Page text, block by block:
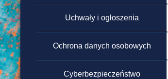
publicznych poniżej 130 000
zł
Uchwały i ogłoszenia
Ochrona danych osobowych
Cyberbezpieczeństwo